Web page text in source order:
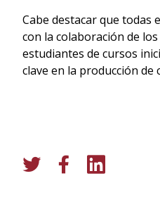
Cabe destacar que todas
con la colaboración de los
estudiantes de cursos
clave en la producción de